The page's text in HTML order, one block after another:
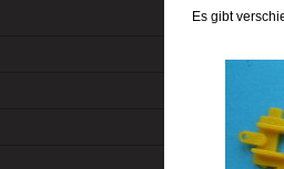
Es gibt